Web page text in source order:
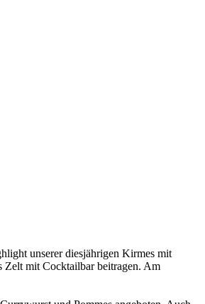
unserer diesjährigen Kirmes mit
Zelt mit Cocktailbar beitragen. Am